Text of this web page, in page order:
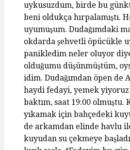
uykusuzdum, birde bu
beni oldukça hırpalamıştı.
uyumuşum. Dudağımdaki
okdarda şehvetli öpücükle
panikledim neler oluyor
olduğumu düşünmüştüm,
idim. Dudağımdan öpen de
haydi fedayi, yemek
baktım, saat 19:00 olmuştu.
yıkamak için bahçedeki
de arkamdan elinde havlu
kuyudan su çekmeye